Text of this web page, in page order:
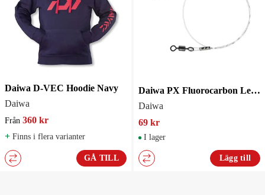
Daiwa D-VEC Hoodie Navy
Daiwa
Från 360 kr
+ Finns i flera varianter
GÅ TILL
Daiwa PX Fluorocarbon Leader 50 cm
Daiwa
69 kr
I lager
Lägg till